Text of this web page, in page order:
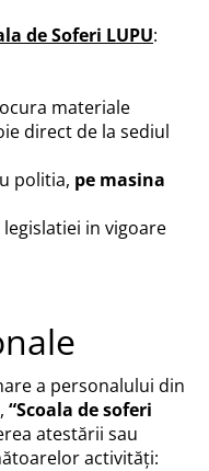
de Soferi LUPU:
materiale
direct de la sediul
politia, pe masina
in vigoare
a personalului din
“Scoala de soferi
atestării sau
activităţi: